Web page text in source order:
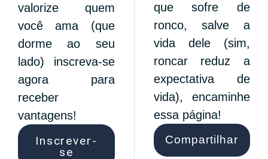
valorize quem
você ama (que
dorme ao seu
lado) inscreva-se
agora para
receber
vantagens!
Inscrever-
se
que sofre de
ronco, salve a
vida dele (sim,
roncar reduz a
expectativa de
vida), encaminhe
essa página!
Compartilhar